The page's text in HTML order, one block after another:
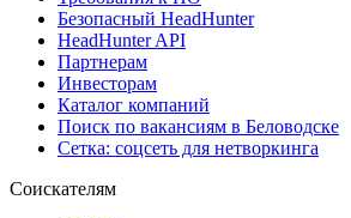
Безопасный HeadHunter
HeadHunter API
Партнерам
Инвесторам
Каталог компаний
Поиск по вакансиям в Беловодске
Сетка: соцсеть для нетворкинга
Соискателям